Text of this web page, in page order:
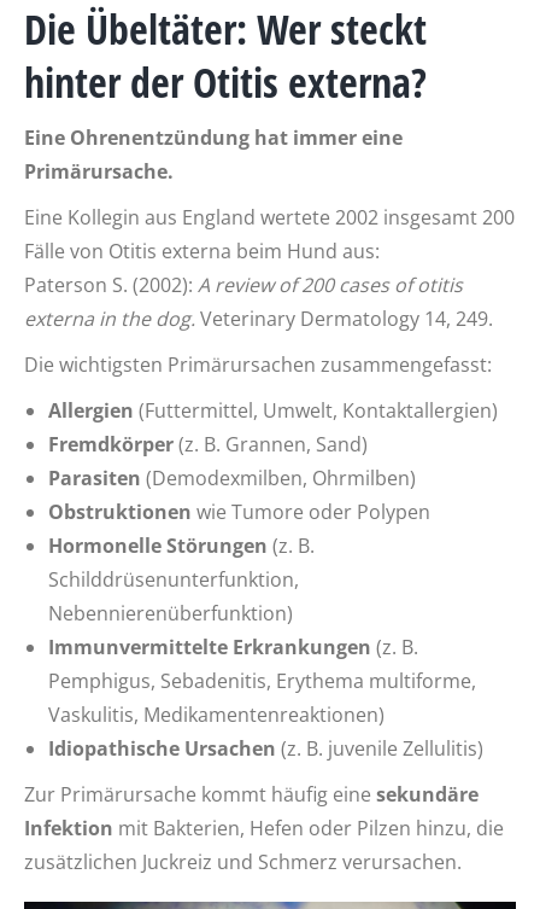
Die Übeltäter: Wer steckt
hinter der Otitis externa?
Eine Ohrenentzündung hat immer eine
Primärursache.
Eine Kollegin aus England wertete 2002 insgesamt 200
Fälle von Otitis externa beim Hund aus:
Paterson S. (2002): A review of 200 cases of otitis
externa in the dog. Veterinary Dermatology 14, 249.
Die wichtigsten Primärursachen zusammengefasst:
Allergien (Futtermittel, Umwelt, Kontaktallergien)
Fremdkörper(z. B. Grannen, Sand)
Parasiten (Demodexmilben, Ohrmilben)
Obstruktionen wie Tumore oder Polypen
Hormonelle Störungen (z. B.
Schilddrüsenunterfunktion,
Nebennierenüberfunktion)
Immunvermittelte Erkrankungen (z. B.
Pemphigus, Sebadenitis, Erythema multiforme,
Vaskulitis, Medikamentenreaktionen)
Idiopathische Ursachen (z. B. juvenile Zellulitis)
Zur Primärursache kommt häufig eine sekundäre
Infektion mit Bakterien, Hefen oder Pilzen hinzu, die
zusätzlichen Juckreiz und Schmerz verursachen.